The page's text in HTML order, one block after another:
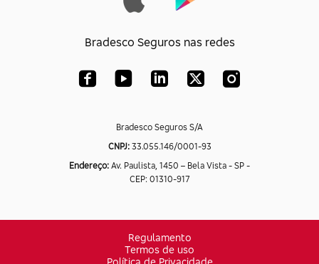
Bradesco Seguros nas redes
Bradesco Seguros S/A
CNPJ:33.055.146/0001-93
Endereço: Av. Paulista, 1450 – Bela Vista - SP -
CEP: 01310-917
Regulamento
Termos de uso